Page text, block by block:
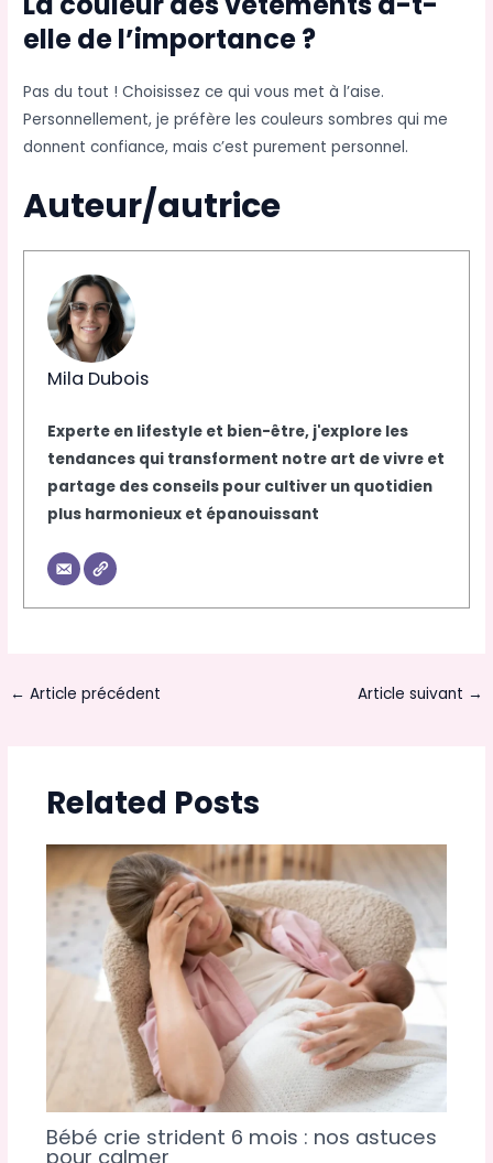
elle de l’importance ?
Pas du tout ! Choisissez ce qui vous met à l’aise.
Personnellement, je préfère les couleurs sombres qui me
donnent confiance, mais c’est purement personnel.
Auteur/autrice
Mila Dubois
Experte en lifestyle et bien-être, j'explore les
tendances qui transforment notre art de vivre et
partage des conseils pour cultiver un quotidien
plus harmonieux et épanouissant
← Article précédent Article suivant →
Related Posts
Bébé crie strident 6 mois : nos astuces
pour calmer